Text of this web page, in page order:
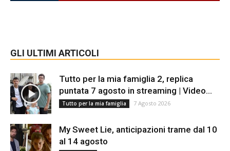
GLI ULTIMI ARTICOLI
Tutto per la mia famiglia 2, replica
puntata 7 agosto in streaming | Video...
Tutto per la mia famiglia 7 Agosto 2026
My Sweet Lie, anticipazioni trame dal 10
al 14 agosto